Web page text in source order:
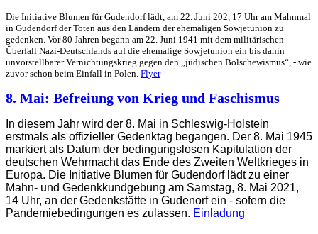
Die Initiative Blumen für Gudendorf lädt, am 22. Juni 202, 17 Uhr am Mahnmal
in Gudendorf der Toten aus den Ländern der ehemaligen Sowjetunion zu
gedenken. Vor 80 Jahren begann am 22. Juni 1941 mit dem militärischen
Überfall Nazi-Deutschlands auf die ehemalige Sowjetunion ein bis dahin
unvorstellbarer Vernichtungskrieg gegen den „jüdischen Bolschewismus“, - wie
zuvor schon beim Einfall in Polen. Flyer
8. Mai: Befreiung von Krieg und Faschismus
In diesem Jahr wird der 8. Mai in Schleswig-Holstein
erstmals als offizieller Gedenktag begangen. Der 8. Mai 1945
markiert als Datum der bedingungslosen Kapitulation der
deutschen Wehrmacht das Ende des Zweiten Weltkrieges in
Europa. Die Initiative Blumen für Gudendorf lädt zu einer
Mahn- und Gedenkkundgebung am Samstag, 8. Mai 2021,
14 Uhr, an der Gedenkstätte in Gudenorf ein - sofern die
Pandemiebedingungen es zulassen. Einladung